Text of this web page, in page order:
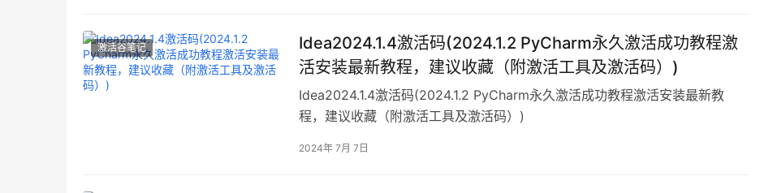
激活谷笔记
Idea2024.1.4激活码(2024.1.2 PyCharm永久激活成功教程激
活安装最新教程，建议收藏（附激活工具及激活码）)
Idea2024.1.4激活码(2024.1.2 PyCharm永久激活成功教程激活安装最新教
程，建议收藏（附激活工具及激活码）)
2024年 7月 7日